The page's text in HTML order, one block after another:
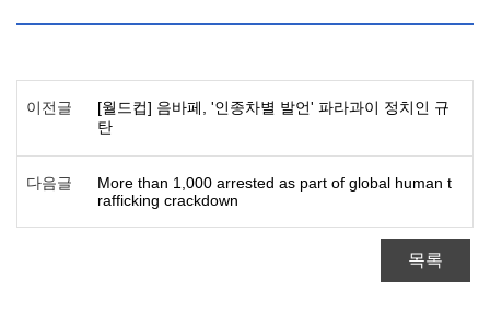
이전글
[월드컵] 음바페, '인종차별 발언' 파라과이 정치인 규
탄
다음글
More than 1,000 arrested as part of global human t
rafficking crackdown
목록